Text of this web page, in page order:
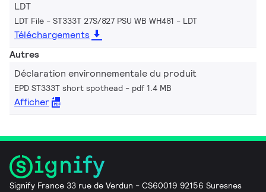
LDT
LDT File - ST333T 27S/827 PSU WB WH481 LDT
Téléchargements
Autres
Déclaration environnementale du produit
EPD ST333T short spothead pdf 1.4 MB
Afficher
Signify France 33 rue de Verdun - CS60019 92156 Suresnes